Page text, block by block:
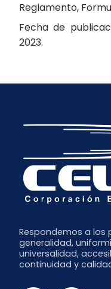
Reglamento,
Fecha de
2023.
Respondemos a los
generalidad,
universalidad,
continuidad y